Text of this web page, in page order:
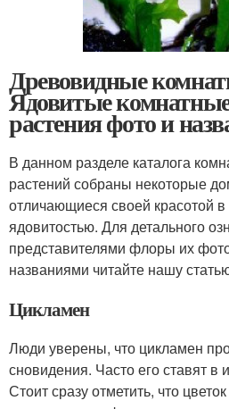
Древовидные
Ядовитые
растения фото и
В данном разделе каталога
растений собраны некоторые
отличающиеся своей красотой в
ядовитостью. Для детального
представителями флоры их
названиями читайте нашу
Цикламен
Люди уверены, что цикламен
сновидения. Часто его ставят в
Стоит сразу отметить, что